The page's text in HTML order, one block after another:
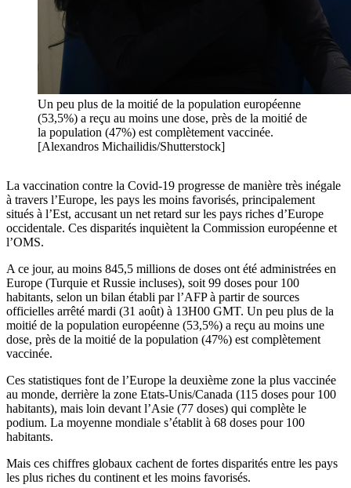
Un peu plus de la moitié de la population européenne
(53,5%) a reçu au moins une dose, près de la moitié de
la population (47%) est complètement vaccinée.
[Alexandros Michailidis/Shutterstock]
La vaccination contre la Covid-19 progresse de manière très inégale
à travers l’Europe, les pays les moins favorisés, principalement
situés à l’Est, accusant un net retard sur les pays riches d’Europe
occidentale. Ces disparités inquiètent la Commission européenne et
l’OMS.
A ce jour, au moins 845,5 millions de doses ont été administrées en
Europe (Turquie et Russie incluses), soit 99 doses pour 100
habitants, selon un bilan établi par l’AFP à partir de sources
officielles arrêté mardi (31 août) à 13H00 GMT. Un peu plus de la
moitié de la population européenne (53,5%) a reçu au moins une
dose, près de la moitié de la population (47%) est complètement
vaccinée.
Ces statistiques font de l’Europe la deuxième zone la plus vaccinée
au monde, derrière la zone Etats-Unis/Canada (115 doses pour 100
habitants), mais loin devant l’Asie (77 doses) qui complète le
podium. La moyenne mondiale s’établit à 68 doses pour 100
habitants.
Mais ces chiffres globaux cachent de fortes disparités entre les pays
les plus riches du continent et les moins favorisés.